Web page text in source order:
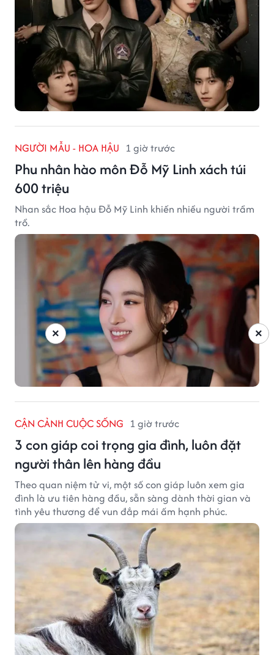
NGƯỜI MẪU - HOA HẬU 1 giờ trước
Phu nhân hào môn Đỗ Mỹ Linh xách túi
600 triệu
Nhan sắc Hoa hậu Đỗ Mỹ Linh khiến nhiều người trầm
trồ.
CẬN CẢNH CUỘC SỐNG 1 giờ trước
3 con giáp coi trọng gia đình, luôn đặt
người thân lên hàng đầu
Theo quan niệm tử vi, một số con giáp luôn xem gia
đình là ưu tiên hàng đầu, sẵn sàng dành thời gian và
tình yêu thương để vun đắp mái ấm hạnh phúc.
×
×